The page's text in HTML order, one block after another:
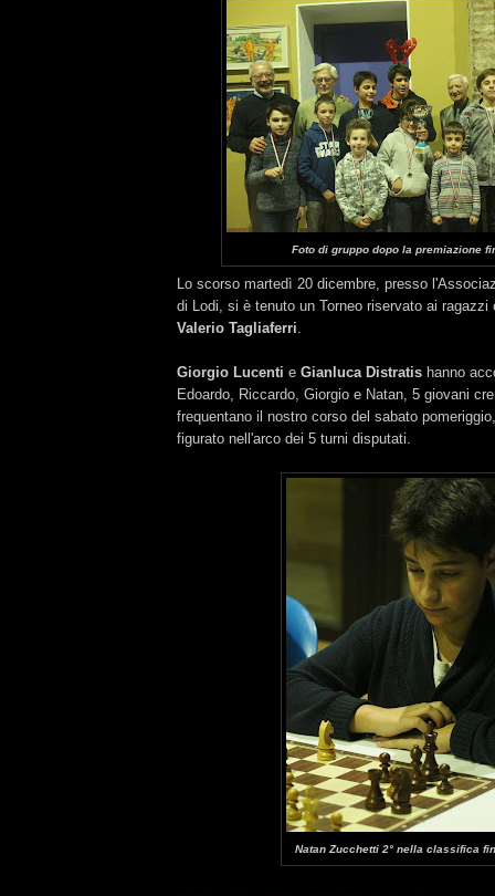
Foto di gruppo dopo la premiazione
Lo scorso martedì 20 dicembre, presso
di Lodi, si è tenuto un Torneo riservato ai ragazzi
Valerio Tagliaferri.
Giorgio Lucenti e Gianluca Distratis hanno
Edoardo, Riccardo, Giorgio e Natan, 5 giovani
frequentano il nostro corso del sabato
figurato nell'arco dei 5 turni disputati.
Natan Zucchetti 2° nella classifica